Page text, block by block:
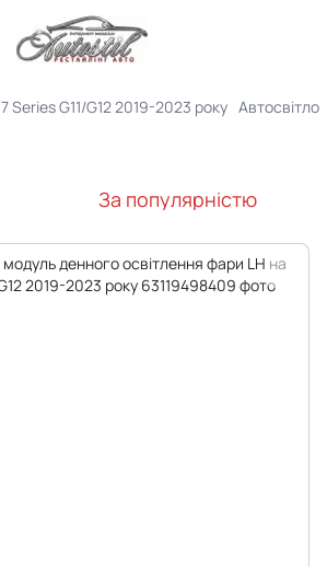
7 Series G11/G12 2019-2023 року Автосвітло
За популярністю